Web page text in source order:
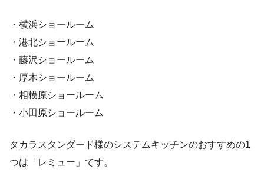
・横浜ショールーム
・港北ショールーム
・藤沢ショールーム
・厚木ショールーム
・相模原ショールーム
・小田原ショールーム
タカラスタンダード様のシステムキッチンのおすすめの1
つは「レミュー」です。